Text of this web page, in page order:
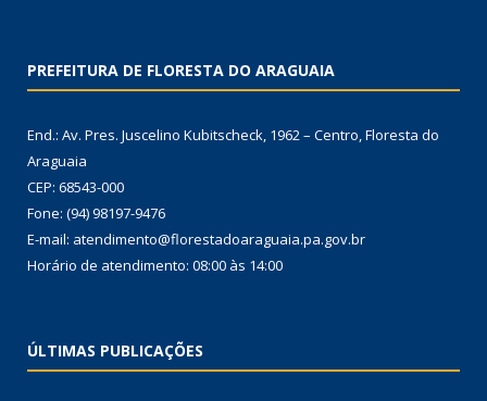
PREFEITURA DE FLORESTA DO ARAGUAIA
End.: Av. Pres. Juscelino Kubitscheck, 1962 – Centro, Floresta do
Araguaia
CEP: 68543-000
Fone: (94) 98197-9476
E-mail: atendimento@florestadoaraguaia.pa.gov.br
Horário de atendimento: 08:00 às 14:00
ÚLTIMAS PUBLICAÇÕES